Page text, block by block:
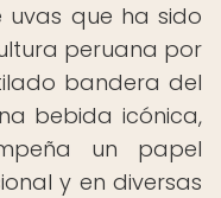
uvas que ha sido
peruana por
bandera del
bebida icónica,
un papel
y en diversas